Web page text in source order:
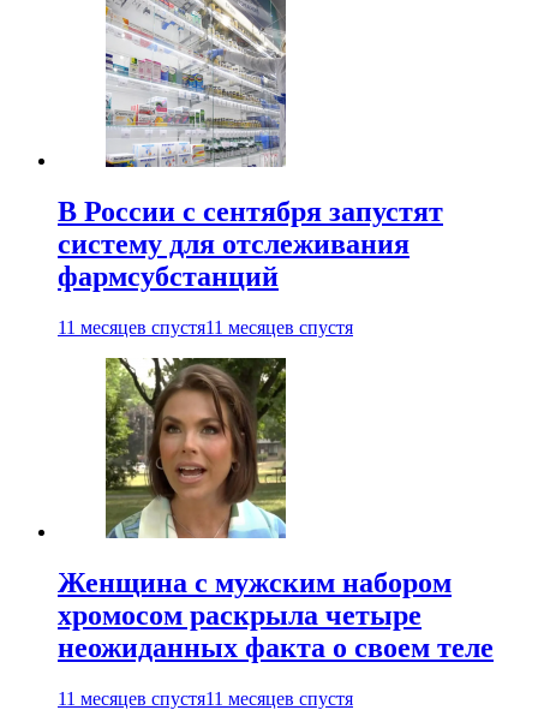
В России с сентября запустят
систему для отслеживания
фармсубстанций
11 месяцев спустя11 месяцев спустя
Женщина с мужским набором
хромосом раскрыла четыре
неожиданных факта о своем теле
11 месяцев спустя11 месяцев спустя